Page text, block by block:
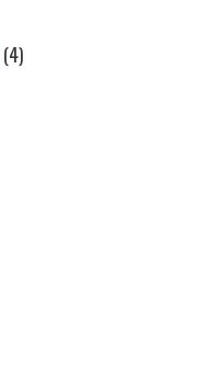
(4)